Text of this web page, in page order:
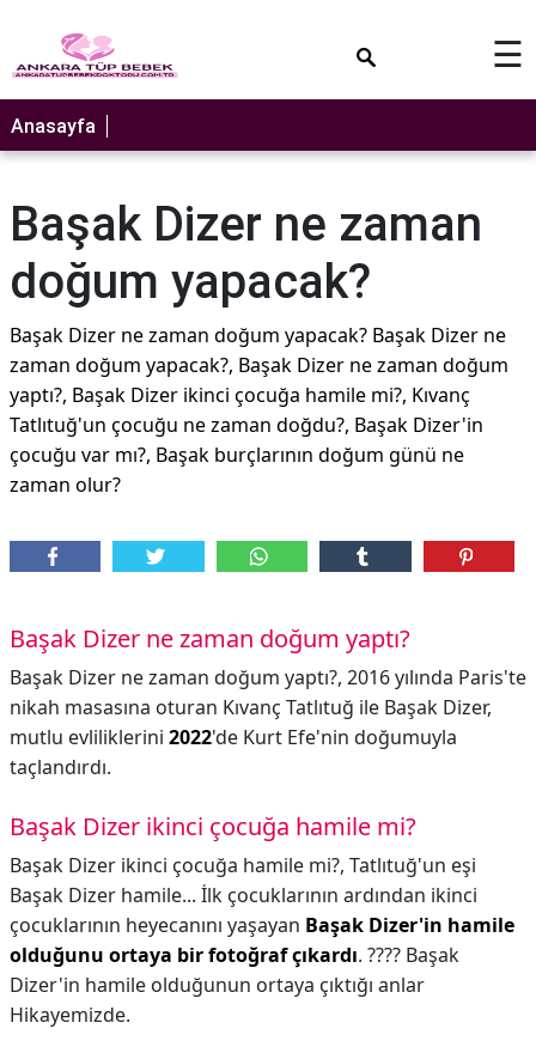
☰
Anasayfa
Başak Dizer ne zaman
doğum yapacak?
Başak Dizer ne zaman doğum yapacak? Başak Dizer ne
zaman doğum yapacak?, Başak Dizer ne zaman doğum
yaptı?, Başak Dizer ikinci çocuğa hamile mi?, Kıvanç
Tatlıtuğ'un çocuğu ne zaman doğdu?, Başak Dizer'in
çocuğu var mı?, Başak burçlarının doğum günü ne
zaman olur?
Başak Dizer ne zaman doğum yaptı?
Başak Dizer ne zaman doğum yaptı?, 2016 yılında Paris'te
nikah masasına oturan Kıvanç Tatlıtuğ ile Başak Dizer,
mutlu evliliklerini 2022'de Kurt Efe'nin doğumuyla
taçlandırdı.
Başak Dizer ikinci çocuğa hamile mi?
Başak Dizer ikinci çocuğa hamile mi?, Tatlıtuğ'un eşi
Başak Dizer hamile... İlk çocuklarının ardından ikinci
çocuklarının heyecanını yaşayan Başak Dizer'in hamile
olduğunu ortaya bir fotoğraf çıkardı. ???? Başak
Dizer'in hamile olduğunun ortaya çıktığı anlar
Hikayemizde.